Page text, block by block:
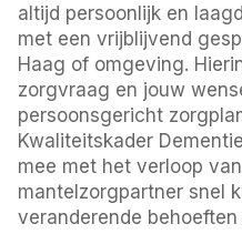
altijd persoonlijk en
met een vrijblijvend
Haag of omgeving.
zorgvraag en jouw
persoonsgericht
Kwaliteitskader
mee met het verloop
mantelzorgpartner snel
veranderende